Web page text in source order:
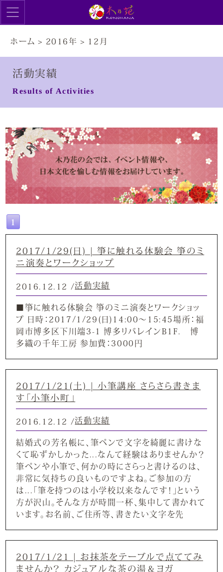
ホーム > 2016年 > 12月
活動実績
Results of Activities
1
2017/1/29(日) | 箏に触れる体験会 箏のミ
ニ演奏とワークショップ
2016.12.12 /活動実績
■箏に触れる体験会 箏のミニ演奏とワークショッ
プ 日時：2017/1/29(日)14:00～15:45場所：福
岡市博多区下川端3-1 博多リバレインB1F. 博
多織の千年工房 参加費：3000円
2017/1/21(土) | 小筆講座 さらさら書きま
す「小筆小町」
2016.12.12 /活動実績
結婚式の芳名帳に、筆ペンで文字を綺麗に書けな
くて恥ずかしかった...なんて経験はありませんか？
筆ペンや小筆で、何かの時にさらっと書けるのは、
非常に気持ちの良いものですよね。ご参加の方
は...「筆を持つのは小学校以来なんです！」という
方が沢山。そんな方が時間一杯、集中して書かれて
います。お名前、ご住所等、書きたい文字を先
2017/1/21 | お抹茶をテーブルで点ててみ
ませんか？ カジュアルな茶の湯＆ヨガ